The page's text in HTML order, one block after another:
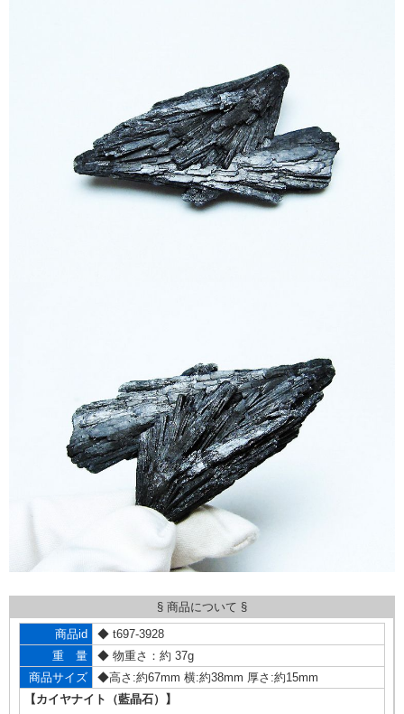
§ 商品について §
商品id
◆ t697-3928
重 量
◆ 物重さ：約 37g
商品サイズ
◆高さ:約67mm 横:約38mm 厚さ:約15mm
【カイヤナイト（藍晶石）】